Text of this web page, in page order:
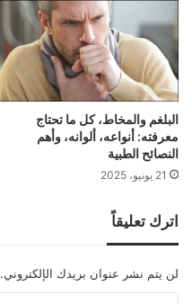
البلغم والمخاط، كل ما تحتاج
معرفته: أنواعه، ألوانه، وأهم
النصائح الطبية
21 يونيو، 2025
اترك تعليقاً
لن يتم نشر عنوان بريدك الإلكتروني.